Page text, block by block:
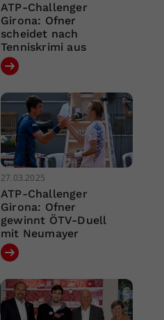
ATP-Challenger
Girona: Ofner
scheidet nach
Tenniskrimi aus
27.03.2025
ATP-Challenger
Girona: Ofner
gewinnt ÖTV-Duell
mit Neumayer